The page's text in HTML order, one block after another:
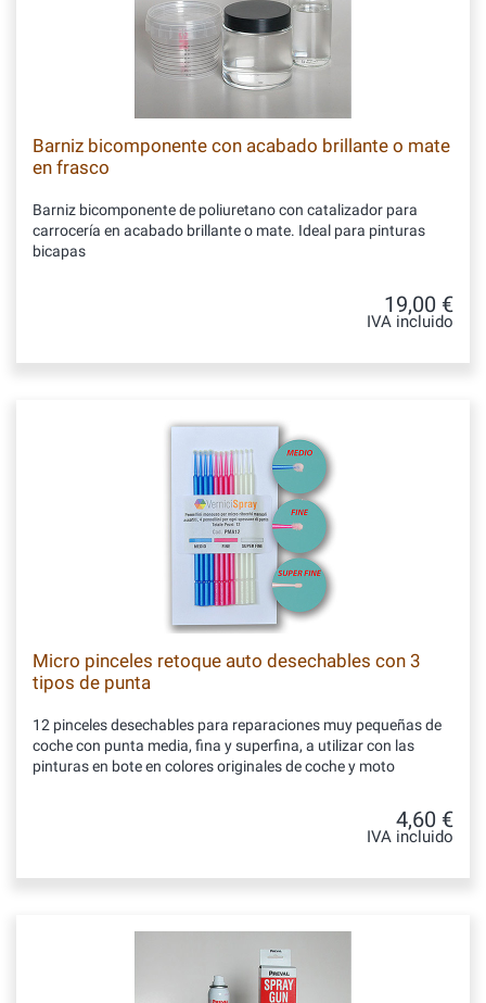
Barniz bicomponente con acabado brillante o mate
en frasco
Barniz bicomponente de poliuretano con catalizador para
carrocería en acabado brillante o mate. Ideal para pinturas
bicapas
19,00 €
IVA incluido
Micro pinceles retoque auto desechables con 3
tipos de punta
12 pinceles desechables para reparaciones muy pequeñas de
coche con punta media, fina y superfina, a utilizar con las
pinturas en bote en colores originales de coche y moto
4,60 €
IVA incluido